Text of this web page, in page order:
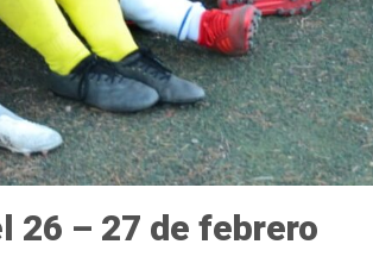
26 – 27 de febrero